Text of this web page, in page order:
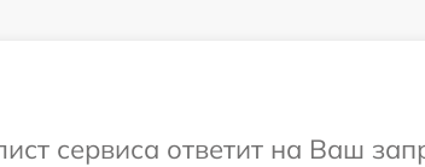
сервиса ответит на Ваш